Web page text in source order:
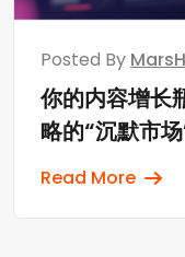
Posted By
你的内容增长
略的“沉默市场
Read More